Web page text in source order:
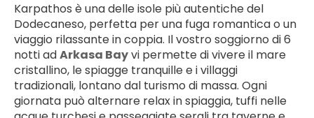
Karpathos è una delle isole più autentiche del
Dodecaneso, perfetta per una fuga romantica o un
viaggio rilassante in coppia. Il vostro soggiorno di 6
notti ad Arkasa Bay vi permette di vivere il mare
cristallino, le spiagge tranquille e i villaggi
tradizionali, lontano dal turismo di massa. Ogni
giornata può alternare relax in spiaggia, tuffi nelle